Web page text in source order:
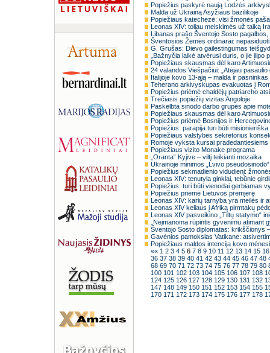
Popiežius paskyrė naują Lodzės
Malda už Ukrainą Asyžiaus bazilikoje
Popiežiaus katechezė: visi žmonės
Leonas XIV: toliau melskimės už taiką
Libanas prašo Šventojo Sosto
Šventosios Žemės ordinarai:
G. Grušas: Dievo gailestingumas
„Bažnyčia laikė atvėrusi duris, o jie įlipo
Popiežiaus skausmas dėl karo
24 valandos Viešpačiui: „Atėjau pasaulio
Italijoje kovo 13-ąją – malda ir
Teherano arkivyskupas evakuotas į
Popiežius priėmė chaldėjų patriarcho
Trečiasis popiežių vizitas Angoloje
Paskelbta sinodo darbo grupės apie
Popiežiaus skausmas dėl karo
Popiežius priėmė Bosnijos ir
Popiežius: parapija turi būti
Popiežiaus valstybės sekretorius
Romoje vyksta kursai
Popiežiaus vizito Monake programa
„Oranta“ Kyjive – viltį teikianti mozaika
Ukrainoje minimos „Lvivo
Popiežius sekmadienio vidudienį:
Leonas XIV: tenutyla ginklai, tebūnie
Popiežius: turi būti vienodai gerbiamas
Popiežius priėmė Lietuvos premjerę
Leonas XIV: karių tarnyba yra meilės ir
Leonas XIV keliaus į Afriką pirmtakų
Leonas XIV pasveikino „Tiltų statymo“
„Neįmanoma rūpintis gyvenimu atimant
Šventojo Sosto diplomatas: krikščionys
Gavėnios pamokslas Vatikane:
Popiežiaus maldos intencija kovo
«« 1 2 3 4 5 6 7 8 9 10 11 12 13 14 15
36 37 38 39 40 41 42 43 44 45 46 47 48
68 69 70 71 72 73 74 75 76 77 78 79 80
100 101 102 103 104 105 106 107 108
124 125 126 127 128 129 130 131 132
147 148 149 150 151 152 153 154 155
170 171 172 173 174 175 176 177 178